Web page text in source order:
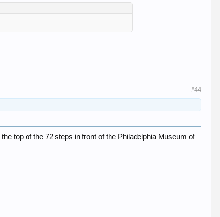
#44
top of the 72 steps in front of the Philadelphia Museum of